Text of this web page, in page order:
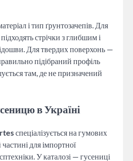
і тип ґрунтозачепів. Для
стрічки з глибшим і
Для твердих поверхонь —
підібраний профіль
там, де не призначений
в Україні
спеціалізується на гумових
для імпортної
У каталозі — гусениці